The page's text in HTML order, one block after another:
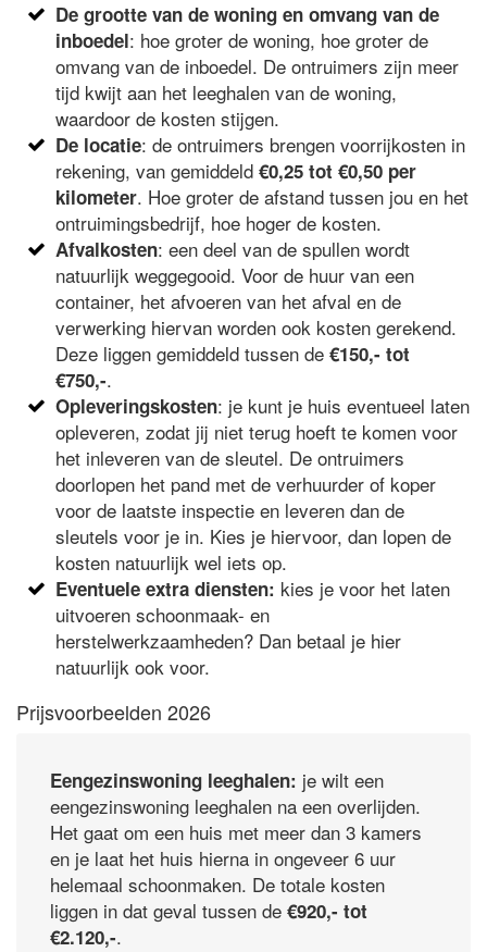
De grootte van de woning en omvang van de
inboedel: hoe groter de woning, hoe groter de
omvang van de inboedel. De ontruimers zijn meer
tijd kwijt aan het leeghalen van de woning,
waardoor de kosten stijgen.
De locatie: de ontruimers brengen voorrijkosten in
rekening, van gemiddeld€0,25 tot €0,50 per
kilometer. Hoe groter de afstand tussen jou en het
ontruimingsbedrijf, hoe hoger de kosten.
Afvalkosten: een deel van de spullen wordt
natuurlijk weggegooid. Voor de huur van een
container, het afvoeren van het afval en de
verwerking hiervan worden ook kosten gerekend.
Deze liggen gemiddeld tussen de€150,- tot
€750,-.
Opleveringskosten: je kunt je huis eventueel laten
opleveren, zodat jij niet terug hoeft te komen voor
het inleveren van de sleutel. De ontruimers
doorlopen het pand met de verhuurder of koper
voor de laatste inspectie en leveren dan de
sleutels voor je in. Kies je hiervoor, dan lopen de
kosten natuurlijk wel iets op.
Eventuele extra diensten: kies je voor het laten
uitvoeren schoonmaak- en
herstelwerkzaamheden? Dan betaal je hier
natuurlijk ook voor.
Prijsvoorbeelden 2026
Eengezinswoning leeghalen: je wilt een
eengezinswoning leeghalen na een overlijden.
Het gaat om een huis met meer dan 3 kamers
en je laat het huis hierna in ongeveer 6 uur
helemaal schoonmaken. De totale kosten
liggen in dat geval tussen de €920,- tot
€2.120,-.